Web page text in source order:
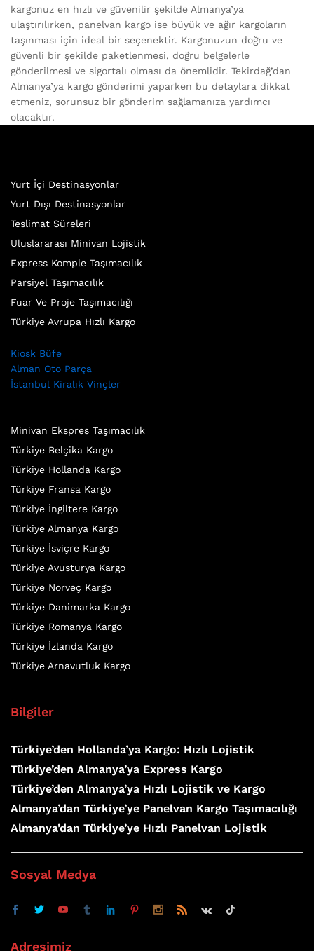
kargonuz en hızlı ve güvenilir şekilde Almanya’ya
ulaştırılırken, panelvan kargo ise büyük ve ağır kargoların
taşınması için ideal bir seçenektir. Kargonuzun doğru ve
güvenli bir şekilde paketlenmesi, doğru belgelerle
gönderilmesi ve sigortalı olması da önemlidir. Tekirdağ’dan
Almanya’ya kargo gönderimi yaparken bu detaylara dikkat
etmeniz, sorunsuz bir gönderim sağlamanıza yardımcı
olacaktır.
Yurt İçi Destinasyonlar
Yurt Dışı Destinasyonlar
Teslimat Süreleri
Uluslararası Minivan Lojistik
Express Komple Taşımacılık
Parsiyel Taşımacılık
Fuar Ve Proje Taşımacılığı
Türkiye Avrupa Hızlı Kargo
Kiosk Büfe
Alman Oto Parça
İstanbul Kiralık Vinçler
Minivan Ekspres Taşımacılık
Türkiye Belçika Kargo
Türkiye Hollanda Kargo
Türkiye Fransa Kargo
Türkiye İngiltere Kargo
Türkiye Almanya Kargo
Türkiye İsviçre Kargo
Türkiye Avusturya Kargo
Türkiye Norveç Kargo
Türkiye Danimarka Kargo
Türkiye Romanya Kargo
Türkiye İzlanda Kargo
Türkiye Arnavutluk Kargo
Bilgiler
Türkiye’den Hollanda’ya Kargo: Hızlı Lojistik
Türkiye’den Almanya’ya Express Kargo
Türkiye’den Almanya’ya Hızlı Lojistik ve Kargo
Almanya’dan Türkiye’ye Panelvan Kargo Taşımacılığı
Almanya’dan Türkiye’ye Hızlı Panelvan Lojistik
Sosyal Medya
Adresimiz